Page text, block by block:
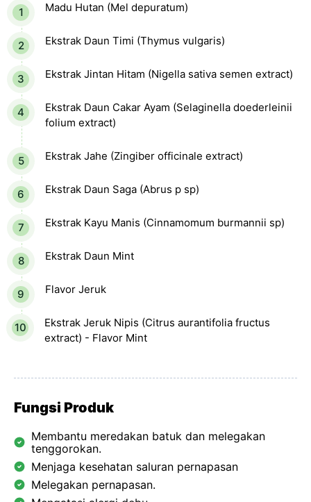
Madu Hutan (Mel depuratum)
Ekstrak Daun Timi (Thymus vulgaris)
Ekstrak Jintan Hitam (Nigella sativa semen extract)
Ekstrak Daun Cakar Ayam (Selaginella doederleinii
folium extract)
Ekstrak Jahe (Zingiber officinale extract)
Ekstrak Daun Saga (Abrus p sp)
Ekstrak Kayu Manis (Cinnamomum burmannii sp)
Ekstrak Daun Mint
Flavor Jeruk
Ekstrak Jeruk Nipis (Citrus aurantifolia fructus
extract) - Flavor Mint
Fungsi Produk
Membantu meredakan batuk dan melegakan
tenggorokan.
Menjaga kesehatan saluran pernapasan
Melegakan pernapasan.